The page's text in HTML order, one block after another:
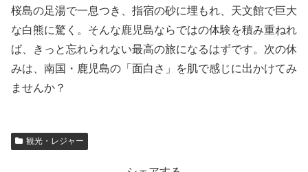
桜島の足湯で一息つき、指宿の砂に埋もれ、天文館で巨大
な白熊に驚く。そんな鹿児島ならではの体験を積み重ねれ
ば、きっと忘れられない最高の旅になるはずです。次の休
みは、南国・鹿児島の「面白さ」を肌で感じに出かけてみ
ませんか？
観光・レジャー